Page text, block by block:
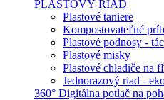
PLASTOVÝ RIAD
Plastové taniere
Kompostovateľné
Plastové podnosy -
Plastové misky
Plastové chladiče na
Jednorazový riad -
360° Digitálna potlač na